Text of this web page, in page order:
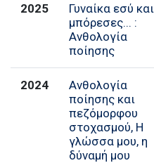
2025
Γυναίκα εσύ και
μπόρεσες... :
Ανθολογία
ποίησης
2024
Ανθολογία
ποίησης και
πεζόμορφου
στοχασμού, Η
γλώσσα μου, η
δύναμή μου